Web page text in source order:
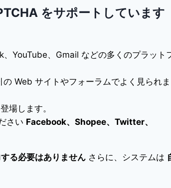
をサポートしています
YouTube、Gmail などの多くのプラット
Web サイトやフォーラムでよく見られま
場します。
さい Facebook、Shopee、Twitter、
る必要はありません さらに、システムは